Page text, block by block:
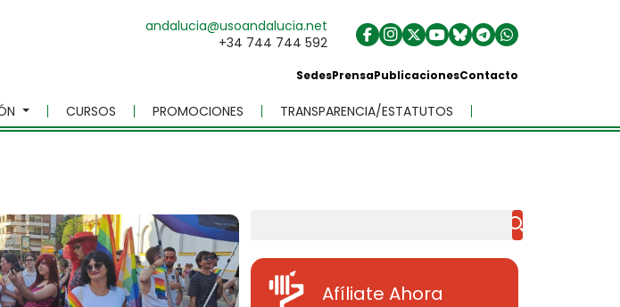
andalucia@usoandalucia.net
+34 744 744 592
SedesPrensaPublicacionesContacto
CURSOS PROMOCIONES TRANSPARENCIA/ESTATUTOS
Afíliate Ahora